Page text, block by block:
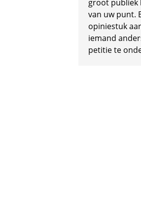
groot publiek
van uw punt.
opiniestuk
iemand
petitie te